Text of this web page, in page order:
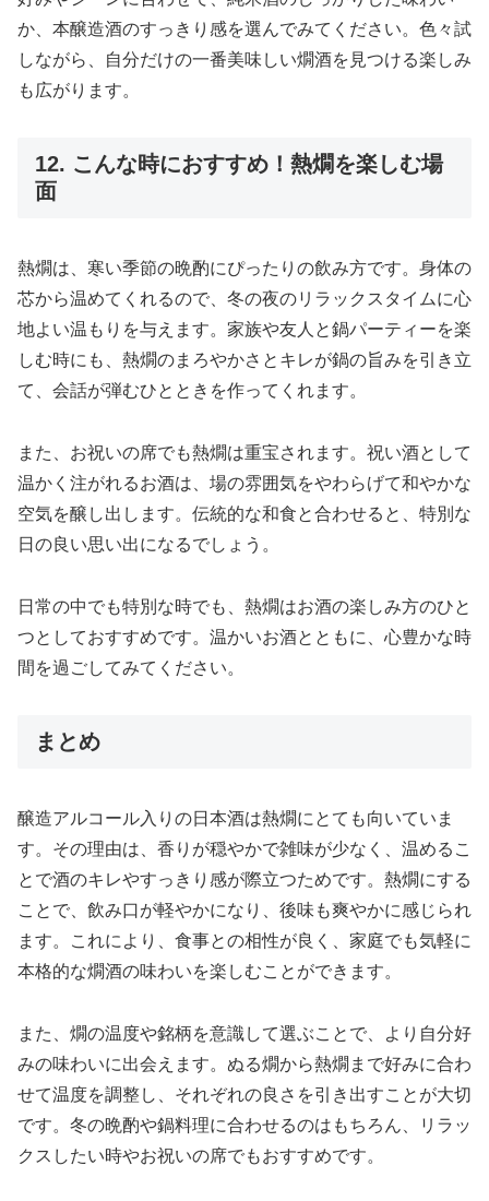
か、本醸造酒のすっきり感を選んでみてください。色々試
しながら、自分だけの一番美味しい燗酒を見つける楽しみ
も広がります。
12. こんな時におすすめ！熱燗を楽しむ場
面
熱燗は、寒い季節の晩酌にぴったりの飲み方です。身体の
芯から温めてくれるので、冬の夜のリラックスタイムに心
地よい温もりを与えます。家族や友人と鍋パーティーを楽
しむ時にも、熱燗のまろやかさとキレが鍋の旨みを引き立
て、会話が弾むひとときを作ってくれます。
また、お祝いの席でも熱燗は重宝されます。祝い酒として
温かく注がれるお酒は、場の雰囲気をやわらげて和やかな
空気を醸し出します。伝統的な和食と合わせると、特別な
日の良い思い出になるでしょう。
日常の中でも特別な時でも、熱燗はお酒の楽しみ方のひと
つとしておすすめです。温かいお酒とともに、心豊かな時
間を過ごしてみてください。
まとめ
醸造アルコール入りの日本酒は熱燗にとても向いていま
す。その理由は、香りが穏やかで雑味が少なく、温めるこ
とで酒のキレやすっきり感が際立つためです。熱燗にする
ことで、飲み口が軽やかになり、後味も爽やかに感じられ
ます。これにより、食事との相性が良く、家庭でも気軽に
本格的な燗酒の味わいを楽しむことができます。
また、燗の温度や銘柄を意識して選ぶことで、より自分好
みの味わいに出会えます。ぬる燗から熱燗まで好みに合わ
せて温度を調整し、それぞれの良さを引き出すことが大切
です。冬の晩酌や鍋料理に合わせるのはもちろん、リラッ
クスしたい時やお祝いの席でもおすすめです。